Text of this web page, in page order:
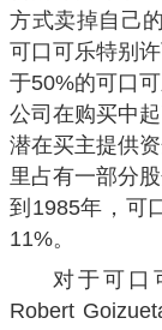
方式卖掉自己
可口可乐特别
于50%的可口
公司在购买中
潜在买主提供
里占有一部分
到1985年，可
11%。
对于可口
Robert